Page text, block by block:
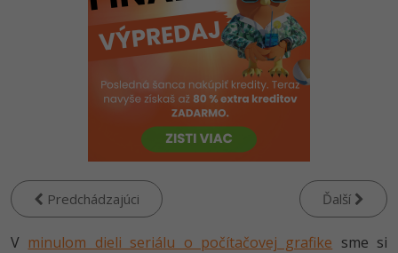
Python -80%
-80%
PHP -80%
-80%
WordPress
-30%
Copywriting
MS Office
Photoshop -80%
Adobe Lightroom -30%
-15%
Adobe InDesign
Adobe After Effects
Predchádzajúci Ďalší
V minulom dieli seriálu o počítačovej grafike sme si